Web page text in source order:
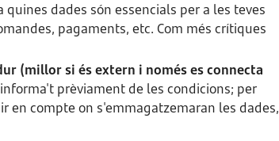
quines dades són essencials per a les teves
pagaments, etc. Com més crítiques
(millor si és extern i només es connecta
prèviament de les condicions; per
en compte on s'emmagatzemaran les dades,